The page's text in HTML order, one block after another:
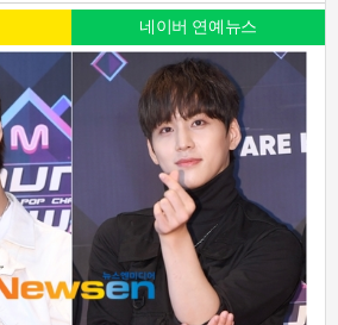
네이버 연예뉴스